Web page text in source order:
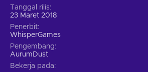
Tanggal rilis
23 Maret 2018
Penerbit
WhisperGames
Pengembang
AurumDust
Bekerja pada